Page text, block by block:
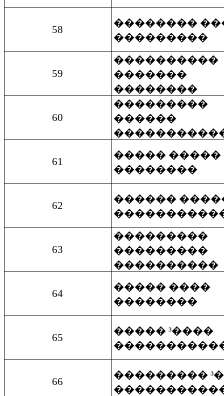
58
��������
���������
59
����������
�������
��������
60
���������
������
61
����� �����
��������
62
������
63
���������
���������
����������
64
����� ����
��������
65
����� ³����
66
���������